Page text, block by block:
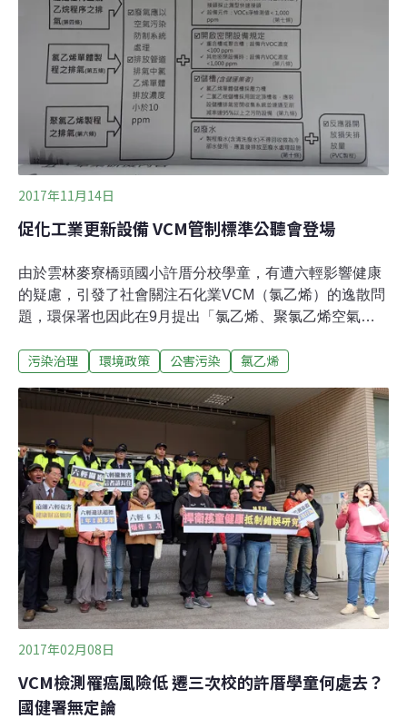
2017年11月14日
促化工業更新設備 VCM管制標準公聽會登場
由於雲林麥寮橋頭國小許厝分校學童，有遭六輕影響健康
的疑慮，引發了社會關注石化業VCM（氯乙烯）的逸散問
題，環保署也因此在9月提出「氯乙烯、聚氯乙烯空氣污
塑等涉及生產製造、使用、輸儲、運輸等業者舉行第一場
要的氯乙烯、聚氯乙烯，是一級致癌物。目前全台有生產
或儲運氯乙烯、聚氯乙烯的，就是六輕工業區的六輕麥
寮、仁大工業區台塑仁武、前鎮區的華運倉儲、林園工業
區的台塑林園、台灣氯乙烯、華夏聚合、台中港的匯僑公
司、頭份工業區的華夏海灣、蘆竹工業區的大洋塑膠、台
北港的淳品實業，這些業者，只要分佈在高雄、雲林、桃
園、苗栗、新北、台中，就是將來要依法納管的對象。空
保處表示，此法是參照美國與韓國的法規，排放管道需小
於10ppm，逸散的部分則是設備元件小於1000ppm、重合
槽或聚合槽小於100ppm、其他密閉設
污染治理 環境政策 公害污染 氯乙烯
2017年02月08日
VCM檢測罹癌風險低 遷三次校的許厝學童何處去？
國健署無定論